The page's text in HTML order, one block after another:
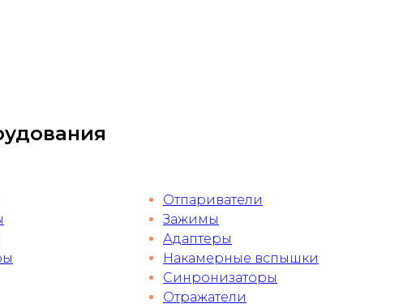
Отпариватели
Зажимы
Адаптеры
Накамерные вспышки
Синронизаторы
Отражатели